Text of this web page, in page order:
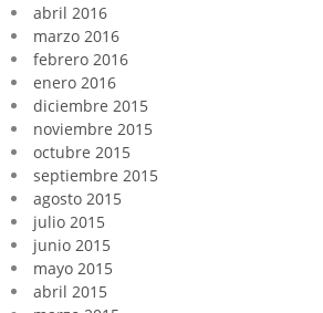
abril 2016
marzo 2016
febrero 2016
enero 2016
diciembre 2015
noviembre 2015
octubre 2015
septiembre 2015
agosto 2015
julio 2015
junio 2015
mayo 2015
abril 2015